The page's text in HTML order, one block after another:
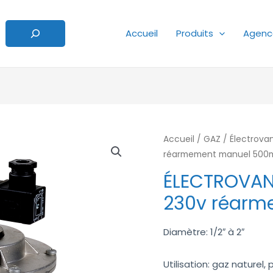
Accueil
Produits
Accueil /GAZ /
réarmement manuel
230v
Diamètre: 1/2″ à 2″
Utilisation: gaz naturel,